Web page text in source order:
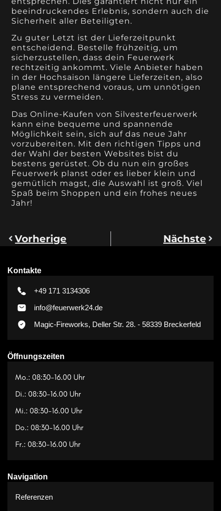
beeindruckendes Erlebnis, sondern auch die
Sicherheit aller Beteiligten.
Zu guter Letzt ist der Lieferzeitpunkt
entscheidend. Bestelle frühzeitig, um
sicherzustellen, dass dein Feuerwerk
rechtzeitig ankommt. Viele Anbieter haben
in der Hochsaison längere Lieferzeiten, also
plane entsprechend voraus, um unnötigen
Stress zu vermeiden.
Das Online-Kaufen von Silvesterfeuerwerk
kann eine bequeme und spannende
Möglichkeit sein, sich auf das neue Jahr
vorzubereiten. Mit den richtigen Tipps und
der Wahl der besten Websites bist du
bestens gerüstet. Ob du nun ein großes
Feuerwerk planst oder es lieber klein und
gemütlich magst, die Auswahl ist groß. Viel
Spaß beim Shoppen und ein frohes neues
Jahr!
Vorherige Nächste
Kontakte
+49 171 3134306
info@feuerwerk24.de
Magic-Fireworks, Deller Str. 28. - 58339 Breckerfeld
Öffnungszeiten
Mo.: 08:30-16.00 Uhr
Di.: 08:30-16.00 Uhr
Mi.: 08:30-16.00 Uhr
Do.: 08:30-16.00 Uhr
Fr.: 08:30-16.00 Uhr
Navigation
Referenzen